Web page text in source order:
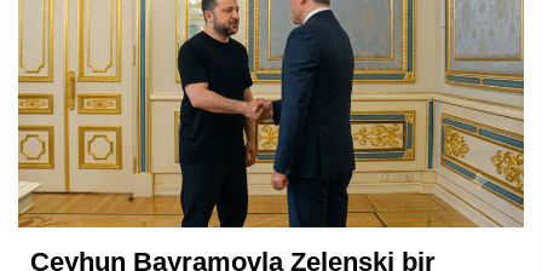
Ceyhun Bayramovla Zelenski bir